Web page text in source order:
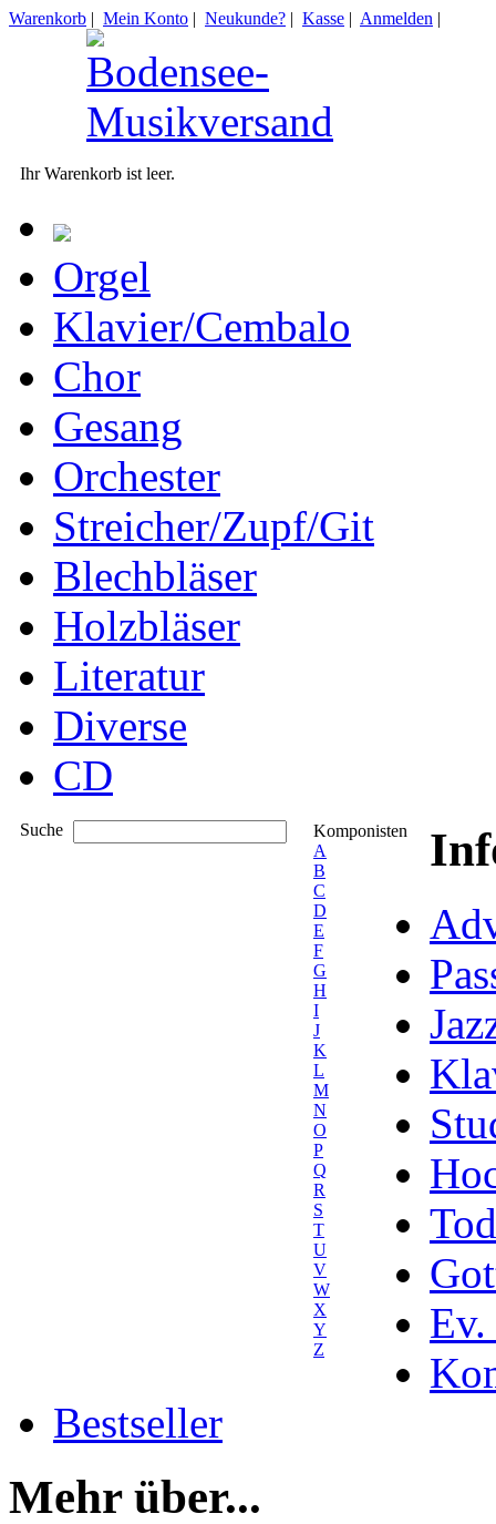
Warenkorb | Mein Konto | Neukunde? | Kasse | Anmelden |
Ihr Warenkorb ist leer.
Orgel
Klavier/Cembalo
Chor
Gesang
Orchester
Streicher/Zupf/Git
Blechbläser
Holzbläser
Literatur
Diverse
CD
Suche
Komponisten
A
B
C
D
E
F
G
H
I
J
K
L
M
N
O
P
Q
R
S
T
U
V
W
X
Y
Z
Ev.
Bestseller
Mehr über...